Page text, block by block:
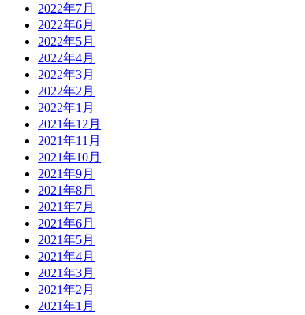
2022年7月
2022年6月
2022年5月
2022年4月
2022年3月
2022年2月
2022年1月
2021年12月
2021年11月
2021年10月
2021年9月
2021年8月
2021年7月
2021年6月
2021年5月
2021年4月
2021年3月
2021年2月
2021年1月